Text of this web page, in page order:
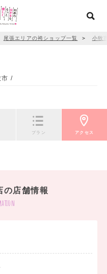
尾張エリアの袴ショップ一覧 ＞ 小牧
市 /
プラン アクセス
の店舗情報